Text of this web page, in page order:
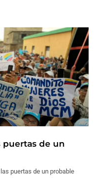
puertas de un
puertas de un probable